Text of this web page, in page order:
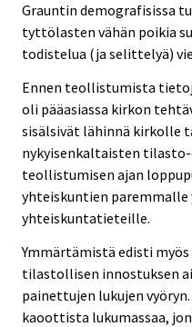
Grauntin demografisissa
tyttölasten vähän poikia
todistelua (ja selittelyä)
Ennen teollistumista
oli pääasiassa kirkon
sisälsivät lähinnä kirkolle
nykyisenkaltaisten
teollistumisen ajan
yhteiskuntien
yhteiskuntatieteille.
Ymmärtämistä edisti myös
tilastollisen innostuksen
painettujen lukujen
kaoottista lukumassaa,